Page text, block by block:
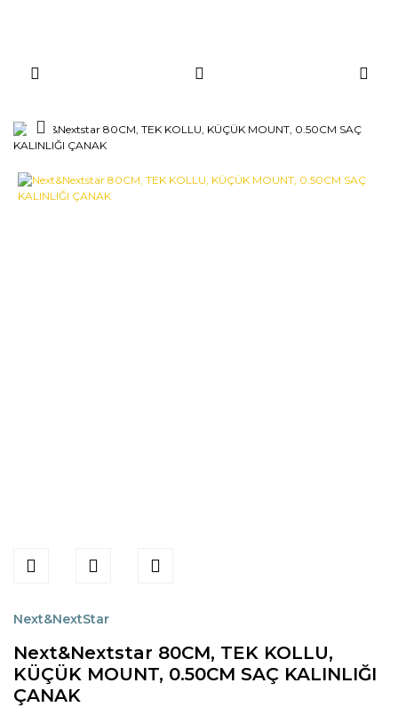
Next&NextStar
Next&Nextstar 80CM, TEK KOLLU,
KÜÇÜK MOUNT, 0.50CM SAÇ KALINLIĞI
ÇANAK